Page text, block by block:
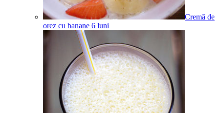
Cremă de
orez cu banane 6 luni